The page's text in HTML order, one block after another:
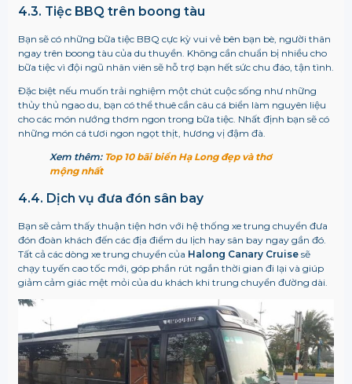
4.3. Tiệc BBQ trên boong tàu
Bạn sẽ có những bữa tiệc BBQ cực kỳ vui vẻ bên bạn bè, người thân
ngay trên boong tàu của du thuyền. Không cần chuẩn bị nhiều cho
bữa tiệc vì đội ngũ nhân viên sẽ hỗ trợ bạn hết sức chu đáo, tận tình.
Đặc biệt nếu muốn trải nghiệm một chút cuộc sống như những
thủy thủ ngao du, bạn có thể thuê cần câu cá biển làm nguyên liệu
cho các món nướng thơm ngon trong bữa tiệc. Nhất định bạn sẽ có
những món cá tươi ngon ngọt thịt, hương vị đậm đà.
Xem thêm: Top 10 bãi biển Hạ Long đẹp và thơ
mộng nhất
4.4. Dịch vụ đưa đón sân bay
Bạn sẽ cảm thấy thuận tiện hơn với hệ thống xe trung chuyển đưa
đón đoàn khách đến các địa điểm du lịch hay sân bay ngay gần đó.
Tất cả các dòng xe trung chuyển của Halong Canary Cruise sẽ
chạy tuyến cao tốc mới, góp phần rút ngắn thời gian đi lại và giúp
giảm cảm giác mệt mỏi của du khách khi trung chuyển đường dài.